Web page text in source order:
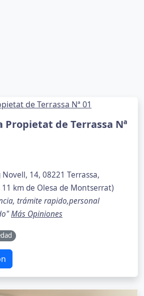
Propietat de Terrassa Nª
14, 08221 Terrassa,
km de Olesa de Montserrat)
trámite rapido,personal
Más Opiniones